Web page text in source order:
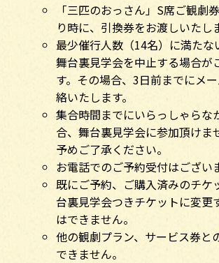
「三匹のおっさん」S席ご観劇
り時に、引換券をお渡しいたし
最少催行人数（14名）に満たな
舞台裏見学会を中止する場合が
す。その場合、3日前までにメ
絡いたします。
集合時間までにいらっしゃらな
合、舞台裏見学会に参加頂けま
予めご了承ください。
お電話でのご予約受付はござい
既にご予約、ご購入済みのチケ
台裏見学会つきチケットに変更
はできません。
他の観劇プラン、サービス券と
できません。